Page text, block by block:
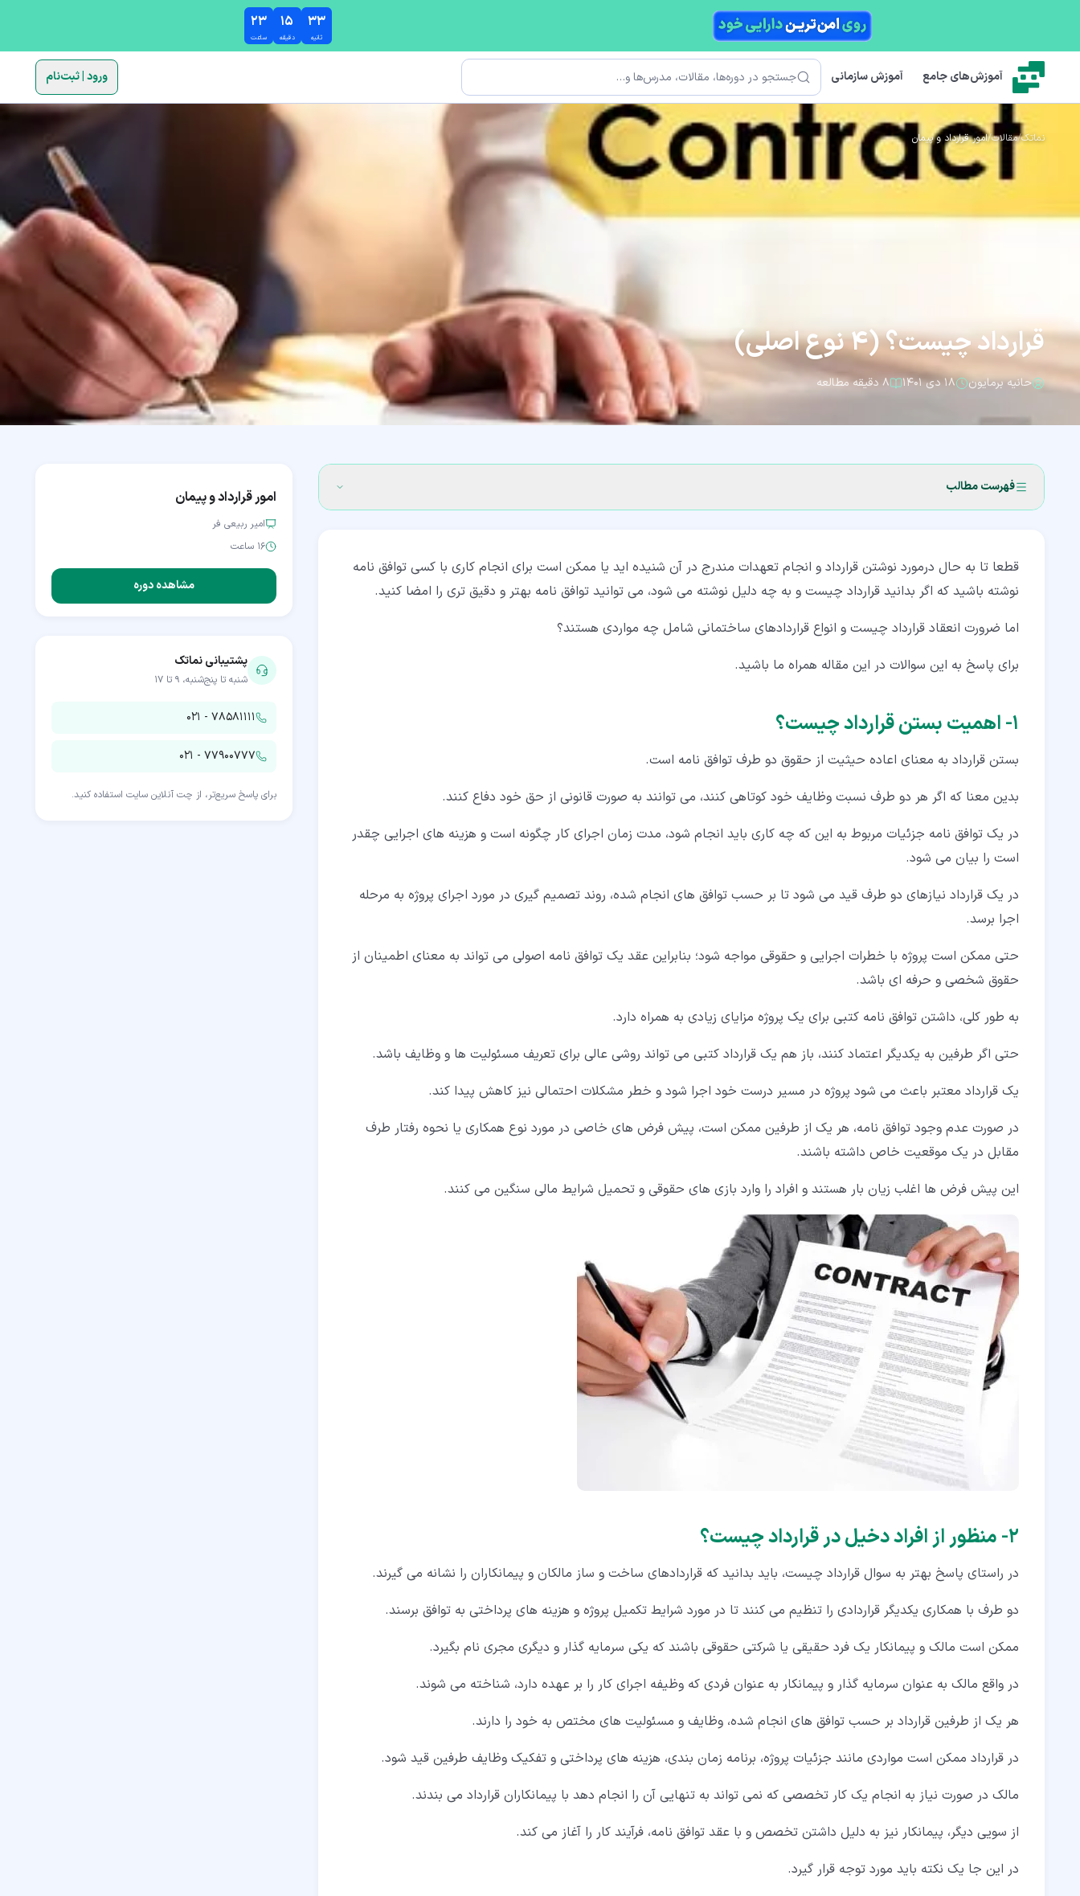
۲۳
ساعت
۱۵
دقیقه
۳۲
ثانیه
آموزش‌های جامع آموزش سازمانی جستجو ورود | ثبت‌نام
نماتک/مقالات/امور قرارداد و پیمان
قرارداد چیست؟ (4 نوع اصلی)
حانیه برمایون ۱۸ دی ۱۴۰۱ ۸ دقیقه مطالعه
فهرست مطالب
۲‏- منظور از افراد دخیل در قرارداد چیست؟
۳‏-‏۱‏- قرارداد قیمت ثابت (Lump Sum Contract)
۳‏-‏۲‏- قرارداد اضافه بر هزینه (Cost Plus Contract)
۳‏-‏۴‏- قرارداد قیمت واحد (Unit Pricing Contract)
۴‏- نکات مهم در نوشتن قرارداد چیست؟
۵‏- عناصر اصلی قرارداد چیست؟
قطعا تا به حال درمورد نوشتن قرارداد و انجام تعهدات مندرج در آن شنیده اید یا ممکن است برای انجام کاری با کسی توافق نامه
نوشته باشید که اگر بدانید قرارداد چیست و به چه دلیل نوشته می شود، می توانید توافق نامه بهتر و دقیق تری را امضا کنید.
اما ضرورت انعقاد قرارداد چیست و انواع قراردادهای ساختمانی شامل چه مواردی هستند؟
برای پاسخ به این سوالات در این مقاله همراه ما باشید.
۱‏- اهمیت بستن قرارداد چیست؟
بستن قرارداد به معنای اعاده حیثیت از حقوق دو طرف توافق نامه است.
بدین معنا که اگر هر دو طرف نسبت وظایف خود کوتاهی کنند، می توانند به صورت قانونی از حق خود دفاع کنند.
در یک توافق نامه جزئیات مربوط به این که چه کاری باید انجام شود، مدت زمان اجرای کار چگونه است و هزینه های اجرایی چقدر
است را بیان می شود.
در یک قرارداد نیازهای دو طرف قید می شود تا بر حسب توافق های انجام شده، روند تصمیم گیری در مورد اجرای پروژه به مرحله
اجرا برسد.
حتی ممکن است پروژه با خطرات اجرایی و حقوقی مواجه شود؛ بنابراین عقد یک توافق نامه اصولی می تواند به معنای اطمینان از
حقوق شخصی و حرفه ای باشد.
به طور کلی، داشتن توافق نامه کتبی برای یک پروژه مزایای زیادی به همراه دارد.
حتی اگر طرفین به یکدیگر اعتماد کنند، باز هم یک قرارداد کتبی می تواند روشی عالی برای تعریف مسئولیت ها و وظایف باشد.
یک قرارداد معتبر باعث می شود پروژه در مسیر درست خود اجرا شود و خطر مشکلات احتمالی نیز کاهش پیدا کند.
در صورت عدم وجود توافق نامه، هر یک از طرفین ممکن است، پیش فرض های خاصی در مورد نوع همکاری یا نحوه رفتار طرف
مقابل در یک موقعیت خاص داشته باشند.
این پیش فرض ها اغلب زیان بار هستند و افراد را وارد بازی های حقوقی و تحمیل شرایط مالی سنگین می کنند.
۲‏- منظور از افراد دخیل در قرارداد چیست؟
در راستای پاسخ بهتر به سوال قرارداد چیست، باید بدانید که قراردادهای ساخت و ساز مالکان و پیمانکاران را نشانه می گیرند.
دو طرف با همکاری یکدیگر قراردادی را تنظیم می کنند تا در مورد شرایط تکمیل پروژه و هزینه های پرداختی به توافق برسند.
ممکن است مالک و پیمانکار یک فرد حقیقی یا شرکتی حقوقی باشند که یکی سرمایه گذار و دیگری مجری نام بگیرد.
در واقع مالک به عنوان سرمایه گذار و پیمانکار به عنوان فردی که وظیفه اجرای کار را بر عهده دارد، شناخته می شوند.
هر یک از طرفین قرارداد بر حسب توافق های انجام شده، وظایف و مسئولیت های مختص به خود را دارند.
در قرارداد ممکن است مواردی مانند جزئیات پروژه، برنامه زمان بندی، هزینه های پرداختی و تفکیک وظایف طرفین قید شود.
مالک در صورت نیاز به انجام یک کار تخصصی که نمی تواند به تنهایی آن را انجام دهد با پیمانکاران قرارداد می بندند.
از سویی دیگر، پیمانکار نیز به دلیل داشتن تخصص و با عقد توافق نامه، فرآیند کار را آغاز می کند.
در این جا یک نکته باید مورد توجه قرار گیرد.
امور قرارداد و پیمان
امیر ربیعی فر
۱۶ ساعت
مشاهده دوره
پشتیبانی نماتک
شنبه تا پنج‌شنبه، ۹ تا ۱۷
۰۲۱ - ۷۸۵۸۱۱۱۱
۰۲۱ - ۷۷۹۰۰۷۷۷
برای پاسخ سریع‌تر، از چت آنلاین سایت استفاده کنید.